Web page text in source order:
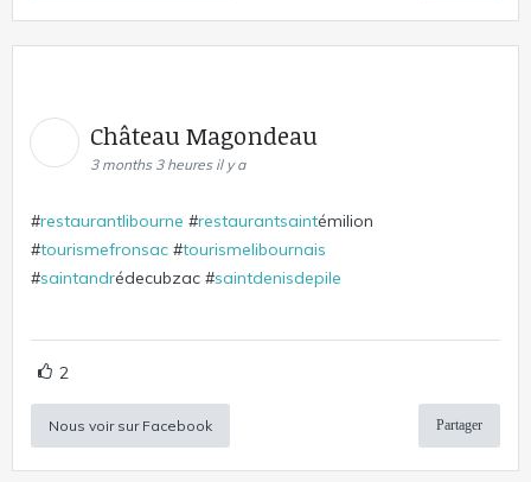
Château Magondeau
3 months 3 heures il y a
#restaurantlibourne #restaurantsaintémilion
#tourismefronsac #tourismelibournais
#saintandrédecubzac #saintdenisdepile
2
Nous voir sur Facebook Partager